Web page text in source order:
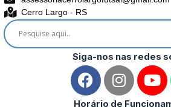
Cerro Largo - RS
Siga-nos nas redes
F
a
c
I
n
s
Y
o
u
Horário de